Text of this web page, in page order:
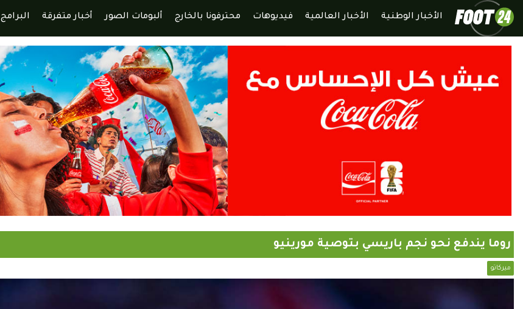
الأخبار الوطنية الأخبار العالمية فيديوهات محترفونا بالخارج ألبومات الصور أخبار متفرقة البرامج
روما يندفع نحو نجم باريسي بتوصية مورينيو
ميركاتو